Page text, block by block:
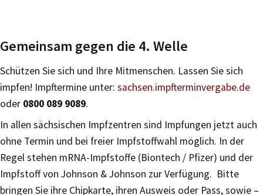
Gemeinsam gegen die 4. Welle
Schützen Sie sich und Ihre Mitmenschen. Lassen Sie sich
impfen! Impftermine unter: sachsen.impfterminvergabe.de
oder 0800 089 9089.
In allen sächsischen Impfzentren sind Impfungen jetzt auch
ohne Termin und bei freier Impfstoffwahl möglich. In der
Regel stehen mRNA-Impfstoffe (Biontech / Pfizer) und der
Impfstoff von Johnson & Johnson zur Verfügung. Bitte
bringen Sie ihre Chipkarte, ihren Ausweis oder Pass, sowie –